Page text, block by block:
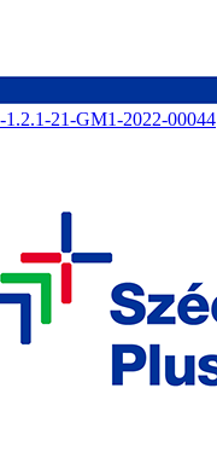
21-GM1-2022-00044